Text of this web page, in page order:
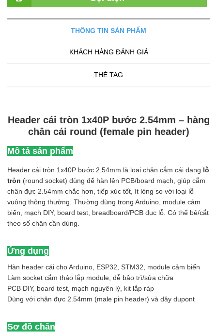
THÔNG TIN SẢN PHẨM
KHÁCH HÀNG ĐÁNH GIÁ
THẺ TAG
Header cái tròn 1x40P bước 2.54mm – hàng
chân cái round (female pin header)
Mô tả sản phẩm
Header cái tròn 1x40P bước 2.54mm là loại chân cắm cái dạng lỗ
tròn (round socket) dùng để hàn lên PCB/board mạch, giúp cắm
chân đực 2.54mm chắc hơn, tiếp xúc tốt, ít lỏng so với loại lỗ
vuông thông thường. Thường dùng trong Arduino, module cảm
biến, mạch DIY, board test, breadboard/PCB đục lỗ. Có thể bẻ/cắt
theo số chân cần dùng.
Ứng dụng
Hàn header cái cho Arduino, ESP32, STM32, module cảm biến
Làm socket cắm tháo lắp module, dễ bảo trì/sửa chữa
PCB DIY, board test, mạch nguyên lý, kit lắp ráp
Dùng với chân đực 2.54mm (male pin header) và dây dupont
Sơ đồ chân